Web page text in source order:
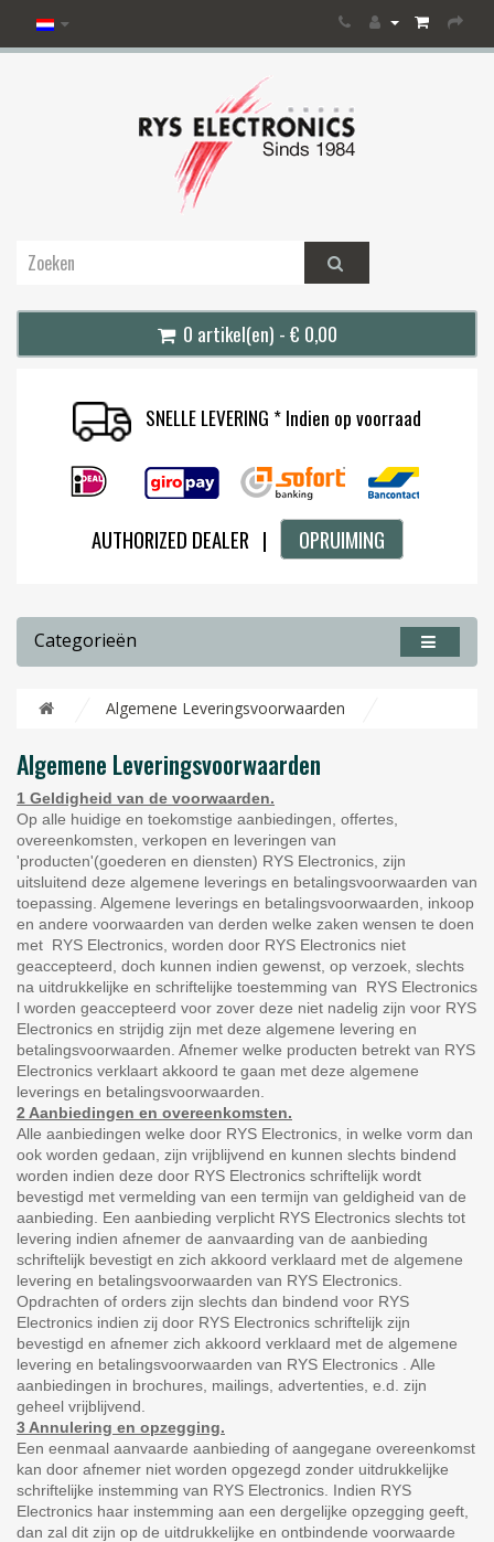
0 artikel(en) - € 0,00
SNELLE LEVERING * Indien op voorraad
AUTHORIZED DEALER | OPRUIMING
Categorieën
Algemene Leveringsvoorwaarden
Algemene Leveringsvoorwaarden
1 Geldigheid van de voorwaarden.
Op alle huidige en toekomstige aanbiedingen, offertes,
overeenkomsten, verkopen en leveringen van
'producten'(goederen en diensten) RYS Electronics, zijn
uitsluitend deze algemene leverings en betalingsvoorwaarden van
toepassing. Algemene leverings en betalingsvoorwaarden, inkoop
en andere voorwaarden van derden welke zaken wensen te doen
met RYS Electronics, worden door RYS Electronics niet
geaccepteerd, doch kunnen indien gewenst, op verzoek, slechts
na uitdrukkelijke en schriftelijke toestemming van RYS Electronics
l worden geaccepteerd voor zover deze niet nadelig zijn voor RYS
Electronics en strijdig zijn met deze algemene levering en
betalingsvoorwaarden. Afnemer welke producten betrekt van RYS
Electronics verklaart akkoord te gaan met deze algemene
leverings en betalingsvoorwaarden.
2 Aanbiedingen en overeenkomsten.
Alle aanbiedingen welke door RYS Electronics, in welke vorm dan
ook worden gedaan, zijn vrijblijvend en kunnen slechts bindend
worden indien deze door RYS Electronics schriftelijk wordt
bevestigd met vermelding van een termijn van geldigheid van de
aanbieding. Een aanbieding verplicht RYS Electronics slechts tot
levering indien afnemer de aanvaarding van de aanbieding
schriftelijk bevestigt en zich akkoord verklaard met de algemene
levering en betalingsvoorwaarden van RYS Electronics.
Opdrachten of orders zijn slechts dan bindend voor RYS
Electronics indien zij door RYS Electronics schriftelijk zijn
bevestigd en afnemer zich akkoord verklaard met de algemene
levering en betalingsvoorwaarden van RYS Electronics . Alle
aanbiedingen in brochures, mailings, advertenties, e.d. zijn
geheel vrijblijvend.
3 Annulering en opzegging.
Een eenmaal aanvaarde aanbieding of aangegane overeenkomst
kan door afnemer niet worden opgezegd zonder uitdrukkelijke
schriftelijke instemming van RYS Electronics. Indien RYS
Electronics haar instemming aan een dergelijke opzegging geeft,
dan zal dit zijn op de uitdrukkelijke en ontbindende voorwaarde